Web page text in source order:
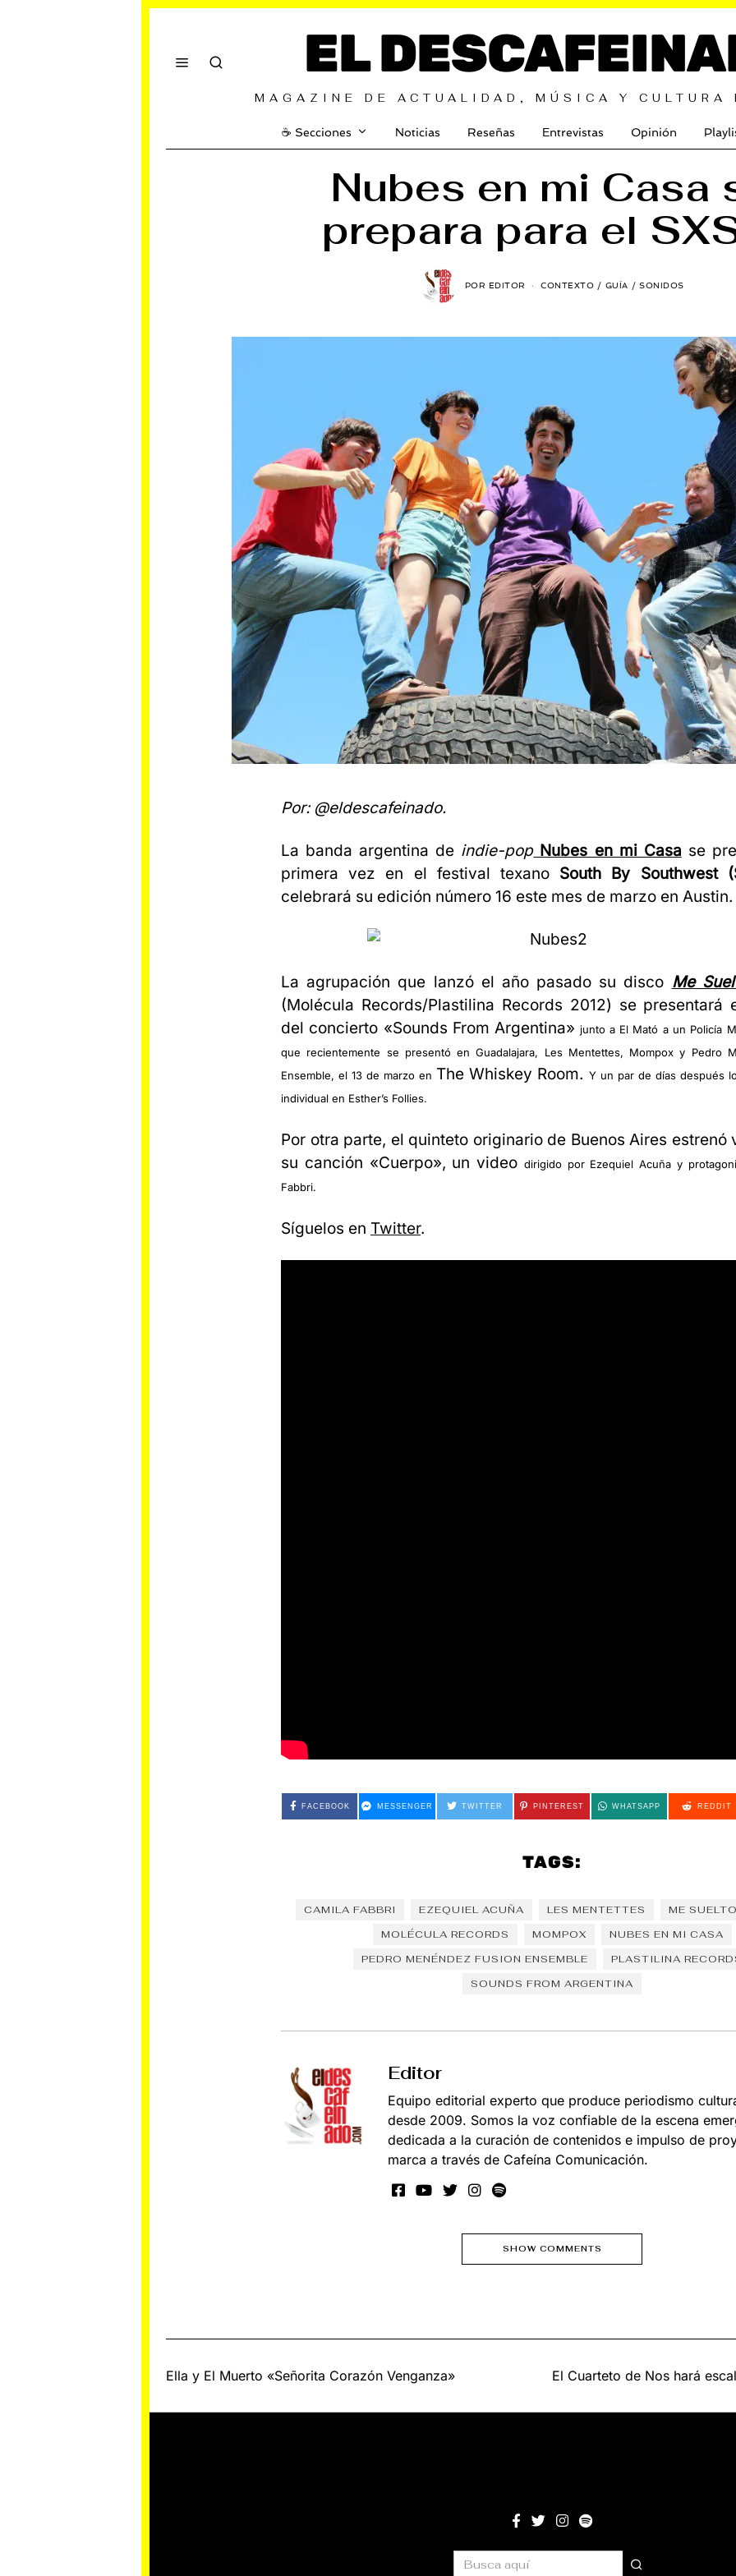
EL
MAGAZINE DE ACTUALIDAD, MÚSICA Y CULTURA
☕️ Secciones Noticias Reseñas Entrevistas Opinión
Nubes en mi Casa
prepara para el
POR EDITOR CONTEXTO / GUÍA / SONIDOS
Por: @eldescafeinado.
La banda argentina de indie-popNubes en mi Casa se
primera vez en el festival texano South By Southwest
celebrará su edición número 16 este mes de marzo en Austin.
La agrupación que lanzó el año pasado su disco Me
(Molécula Records/Plastilina Records 2012) se presentará
del concierto «Sounds From Argentina» junto a El Mató a un Policía
que recientemente se presentó en Guadalajara, Les Mentettes, Mompox y Pedro
Ensemble, el 13 de marzo en The Whiskey Room. Y un par de días después
individual en Esther’s Follies.
Por otra parte, el quinteto originario de Buenos Aires estrenó
su canción «Cuerpo», un video dirigido por Ezequiel Acuña y
Fabbri.
Síguelos en Twitter.
FACEBOOK MESSENGER TWITTER PINTEREST WHATSAPP REDDIT
TAGS:
CAMILA FABBRI EZEQUIEL ACUÑA LES MENTETTES
ME
MOLÉCULA RECORDS
MOMPOX
NUBES EN MI CASA
PEDRO MENÉNDEZ FUSION ENSEMBLE
PLASTILINA
SOUNDS FROM ARGENTINA
Editor
Equipo editorial experto que produce periodismo
desde 2009. Somos la voz confiable de la escena
dedicada a la curación de contenidos e impulso de
marca a través de Cafeína Comunicación.
SHOW COMMENTS
Navegación
de
Ella y El Muerto «Señorita Corazón Venganza» El Cuarteto de Nos hará